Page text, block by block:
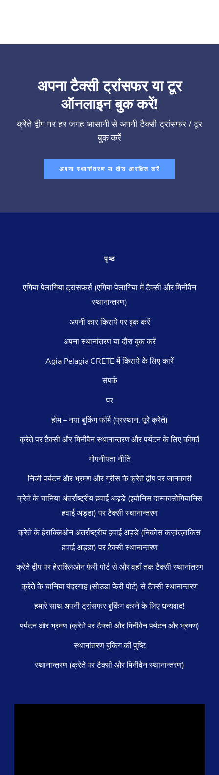
अपना टैक्सी ट्रांसफर या टूर
ऑनलाइन बुक करें!
क्रेते द्वीप पर हर जगह आसानी से अपनी टैक्सी ट्रांसफर / टूर
बुक करें
अपना स्थानांतरण या दौरा आरक्षित करें
पृष्ठ
एगिया पेलागिया ट्रांसफ़र्स (एगिया पेलागिया में टैक्सी और मिनीवैन
स्थानान्तरण)
अपनी कार किराये पर बुक करें
अपना स्थानांतरण या दौरा बुक करें
Agia Pelagia CRETE में किराये के लिए कारें
संपर्क
घर
होम – नया बुकिंग फॉर्म (प्रस्थान: पूरे क्रेते)
क्रेते पर टैक्सी और मिनीवैन स्थानान्तरण और पर्यटन के लिए कीमतें
गोपनीयता नीति
निजी पर्यटन और भ्रमण और ग्रीस के क्रेते द्वीप पर जानकारी
क्रेते के चानिया अंतर्राष्ट्रीय हवाई अड्डे (इयोनिस दास्कालोगियानिस
हवाई अड्डा) पर टैक्सी स्थानान्तरण
क्रेते के हेराक्लिओन अंतर्राष्ट्रीय हवाई अड्डे (निकोस कज़ांत्ज़ाकिस
हवाई अड्डा) पर टैक्सी स्थानान्तरण
क्रेते द्वीप पर हेराक्लिओन फ़ेरी पोर्ट से और वहाँ तक टैक्सी स्थानांतरण
क्रेते के चानिया बंदरगाह (सोउडा फेरी पोर्ट) से टैक्सी स्थानान्तरण
हमारे साथ अपनी ट्रांसफर बुकिंग करने के लिए धन्यवाद!
पर्यटन और भ्रमण (क्रेते पर टैक्सी और मिनीवैन पर्यटन और भ्रमण)
स्थानांतरण बुकिंग की पुष्टि
स्थानान्तरण (क्रेते पर टैक्सी और मिनीवैन स्थानान्तरण)